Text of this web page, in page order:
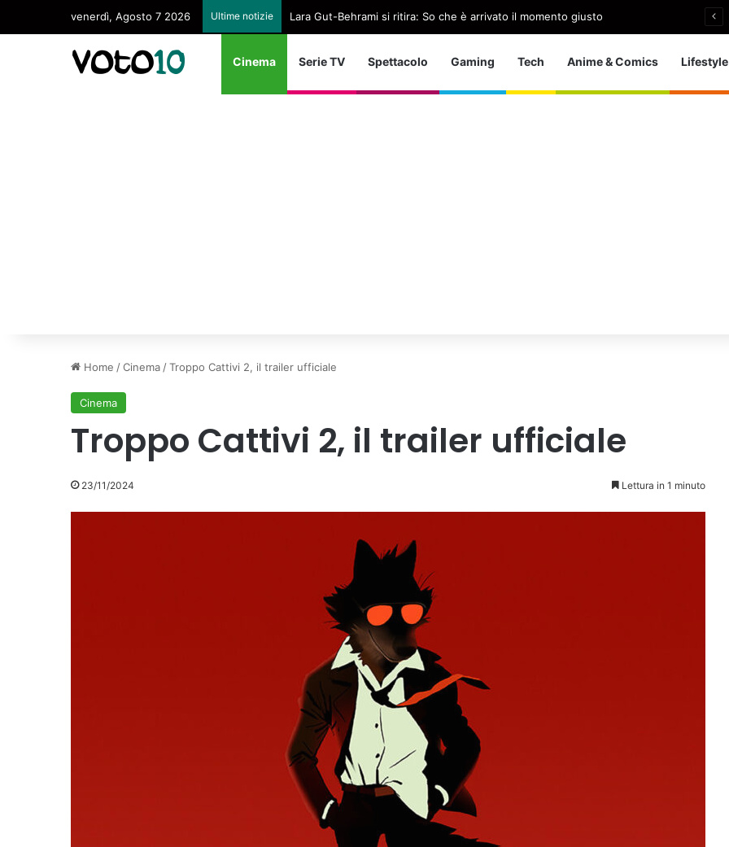
venerdì, Agosto 7 2026 Ultime notizie Lara Gut-Behrami si ritira: So che è arrivato il momento giusto
Cinema Serie TV Spettacolo Gaming Tech Anime & Comics Lifestyle
Home /Cinema /Troppo Cattivi 2, il trailer ufficiale
Cinema
Troppo Cattivi 2, il trailer ufficiale
23/11/2024 Lettura in 1 minuto